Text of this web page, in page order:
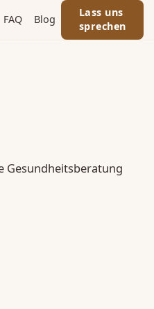
FAQ Blog
Lass uns
sprechen
Gesundheitsberatung